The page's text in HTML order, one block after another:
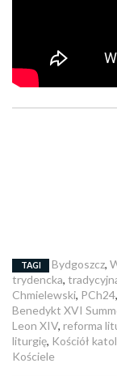
TAGI Bydgoszcz,
trydencka,
Chmielewski, PCh24,
Benedykt XVI
Leon XIV, reforma
liturgię, Kościół
Kościele